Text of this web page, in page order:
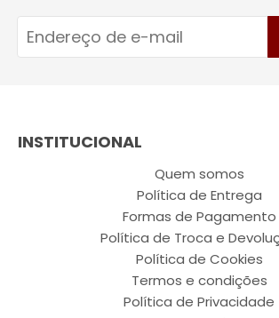
INSTITUCIONAL
Quem somos
Política de Entrega
Formas de Pagamento
Política de Troca e
Política de Cookies
Termos e condições
Política de Privacidade